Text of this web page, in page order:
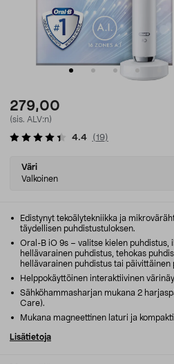
279,00
(sis. ALV:n)
4.4 (19)
Select
variant
Väri
Valkoinen
Edistynyt tekoälytekniikka ja
täydellisen puhdistustuloksen.
Oral-B iO 9s – valitse kielen puhdistus,
hellävarainen puhdistus, tehokas
hellävarainen puhdistus tai päivittäinen
Helppokäyttöinen interaktiivinen
Sähköhammasharjan mukana 2
Care).
Mukana magneettinen laturi ja
Lisätietoja